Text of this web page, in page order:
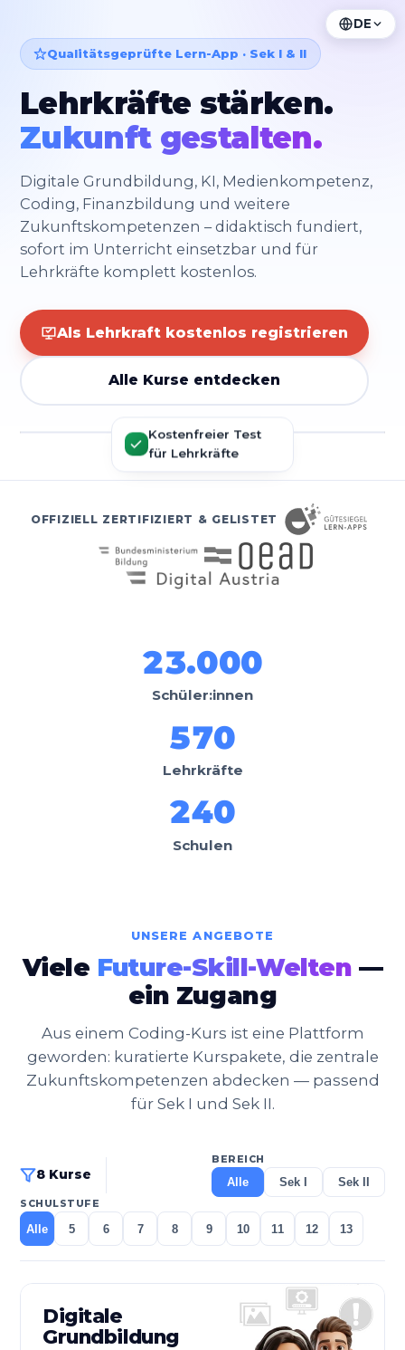
DE
Qualitätsgeprüfte Lern-App · Sek I & II
Lehrkräfte stärken.
Zukunft gestalten.
Digitale Grundbildung, KI, Medienkompetenz,
Coding, Finanzbildung und weitere
Zukunftskompetenzen – didaktisch fundiert,
sofort im Unterricht einsetzbar und für
Lehrkräfte komplett kostenlos.
Als Lehrkraft kostenlos registrieren
Alle Kurse entdecken
Kostenfreier Test
für Lehrkräfte
OFFIZIELL ZERTIFIZIERT & GELISTET
23.000
Schüler:innen
570
Lehrkräfte
240
Schulen
UNSERE ANGEBOTE
Viele Future-Skill-Welten —
ein Zugang
Aus einem Coding-Kurs ist eine Plattform
geworden: kuratierte Kurspakete, die zentrale
Zukunftskompetenzen abdecken — passend
für Sek I und Sek II.
8 Kurse
BEREICH
Alle Sek I Sek II
SCHULSTUFE
Alle 5 6 7 8 9 10 11 12 13
Digitale
Grundbildung